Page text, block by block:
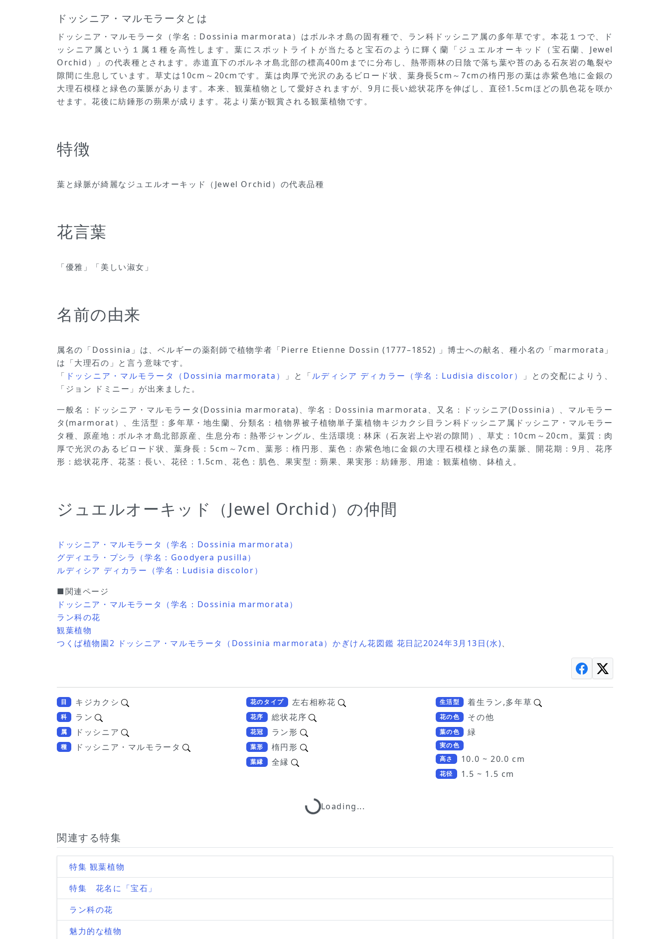
ドッシニア・マルモラータとは
ドッシニア・マルモラータ（学名：Dossinia marmorata）はボルネオ島の固有種で、ラン科ドッシニア属の多年草です。本花１つで、ド
ッシニア属という１属１種を高性します。葉にスポットライトが当たると宝石のように輝く蘭「ジュエルオーキッド（宝石蘭、Jewel
Orchid）」の代表種とされます。赤道直下のボルネオ島北部の標高400mまでに分布し、熱帯雨林の日陰で落ち葉や苔のある石灰岩の亀裂や
隙間に生息しています。草丈は10cm～20cmです。葉は肉厚で光沢のあるビロード状、葉身長5cm～7cmの楕円形の葉は赤紫色地に金銀の
大理石模様と緑色の葉脈があります。本来、観葉植物として愛好されますが、9月に長い総状花序を伸ばし、直径1.5cmほどの肌色花を咲か
せます。花後に紡錘形の蒴果が成ります。花より葉が観賞される観葉植物です。
特徴
葉と緑脈が綺麗なジュエルオーキッド（Jewel Orchid）の代表品種
花言葉
「優雅」「美しい淑女」
名前の由来
属名の「Dossinia」は、ベルギーの薬剤師で植物学者「Pierre Etienne Dossin (1777–1852) 」博士への献名、種小名の「marmorata」
は「大理石の」と言う意味です。
「 ドッシニア・マルモラータ（Dossinia marmorata） 」と「ルディシア ディカラー（学名：Ludisia discolor）
」との交配によりう、
「ジョン ドミニー」が出来ました。
一般名：ドッシニア・マルモラータ(Dossinia marmorata)、学名：Dossinia marmorata、又名：ドッシニア(Dossinia）、マルモラー
タ(marmorat）、生活型：多年草・地生蘭、分類名：植物界被子植物単子葉植物キジカクシ目ラン科ドッシニア属ドッシニア・マルモラー
タ種、原産地：ボルネオ島北部原産、生息分布：熱帯ジャングル、生活環境：林床（石灰岩上や岩の隙間）、草丈：10cm～20cm。葉質：肉
厚で光沢のあるビロード状、葉身長：5cm～7cm、葉形：楕円形、葉色：赤紫色地に金銀の大理石模様と緑色の葉脈、開花期：9月、花序
形：総状花序、花茎：長い、花径：1.5cm、花色：肌色、果実型：蒴果、果実形：紡錘形、用途：観葉植物、鉢植え。
ジュエルオーキッド（Jewel Orchid）の仲間
ドッシニア・マルモラータ（学名：Dossinia marmorata）
グディエラ・プシラ（学名：Goodyera pusilla）
ルディシア ディカラー（学名：Ludisia discolor）
■関連ページ
ドッシニア・マルモラータ（学名：Dossinia marmorata）
ラン科の花
観葉植物
つくば植物園2 ドッシニア・マルモラータ（Dossinia marmorata）かぎけん花図鑑 花日記2024年3月13日(水)、
目 キジカクシ
科 ラン
属 ドッシニア
種 ドッシニア・マルモラータ
花のタイプ 左右相称花
花序 総状花序
花冠 ラン形
葉形 楕円形
葉縁 全縁
生活型 着生ラン,多年草
花の色 その他
葉の色 緑
実の色
高さ
10.0 ~ 20.0 cm
花径 1.5 ~ 1.5 cm
Loading...Loading...
関連する特集
特集 観葉植物
特集 花名に「宝石」
ラン科の花
魅力的な植物